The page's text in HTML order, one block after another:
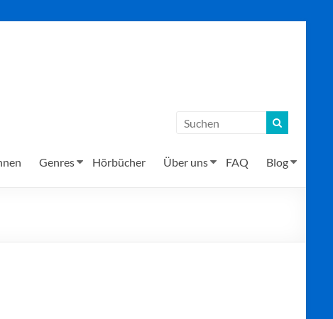
Genres Hörbücher Über uns FAQ Blog